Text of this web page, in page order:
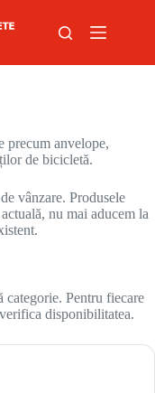
precum anvelope,
de bicicletă.
vânzare. Produsele
nu mai aducem la
categorie. Pentru fiecare
disponibilitatea.